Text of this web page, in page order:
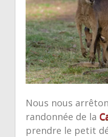
Nous nous
randonnée de la
prendre le petit